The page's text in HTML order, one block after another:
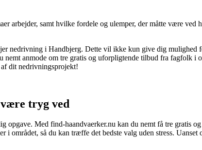
arbejder, samt hvilke fordele og ulemper, der måtte være
nedrivning i Handbjerg. Dette vil ikke kun give dig mulighed
nemt anmode om tre gratis og uforpligtende tilbud fra fagfolk i
dit nedrivningsprojekt!
tryg ved
Med find-haandvaerker.nu kan du nemt få tre gratis
området, så du kan træffe det bedste valg uden stress.